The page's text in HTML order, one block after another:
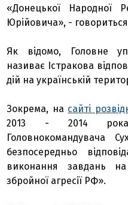
«Донецької Народної
Юрійовича», -
Як відомо, Головне
називає Істракова
дій на українській
Зокрема, на сайті
2013 - 2014 роках
Головнокомандувача
безпосередньо
виконання завдань
збройної агресії РФ».